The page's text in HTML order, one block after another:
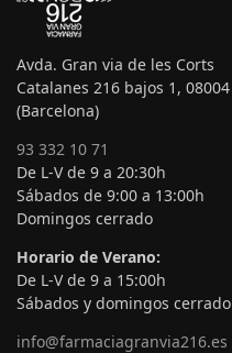
Avda. Gran via de les Corts
Catalanes 216 bajos 1, 08004
(Barcelona)
93 332 10 71
De L-V de 9 a 20:30h
Sábados de 9:00 a 13:00h
Domingos cerrado
Horario de Verano:
De L-V de 9 a 15:00h
Sábados y domingos cerrado
info@farmaciagranvia216.es